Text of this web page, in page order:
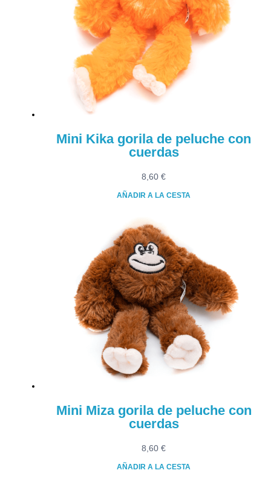
Las
opciones
se
pueden
elegir
en
la
página
Mini Kika gorila de peluche con
cuerdas
8,60 €
AÑADIR A LA CESTA
Mini Miza gorila de peluche con
cuerdas
8,60 €
AÑADIR A LA CESTA